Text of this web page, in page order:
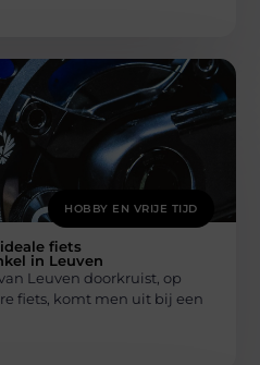
HOBBY EN VRIJE TIJD
fiets
in Leuven
Leuven doorkruist, op
fiets, komt men uit bij een